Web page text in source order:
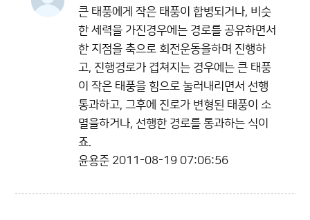
큰 태풍에게 작은 태풍이 합병되거나, 비슷
한 세력을 가진경우에는 경로를 공유하면서
한 지점을 축으로 회전운동을하며 진행하
고, 진행경로가 겹쳐지는 경우에는 큰 태풍
이 작은 태풍을 힘으로 눌러내리면서 선행
통과하고, 그후에 진로가 변형된 태풍이 소
멸을하거나, 선행한 경로를 통과하는 식이
죠.
윤용준 2011-08-19 07:06:56